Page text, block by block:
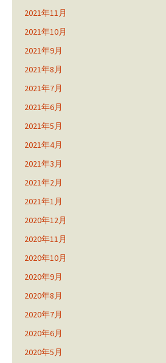
2021年11月
2021年10月
2021年9月
2021年8月
2021年7月
2021年6月
2021年5月
2021年4月
2021年3月
2021年2月
2021年1月
2020年12月
2020年11月
2020年10月
2020年9月
2020年8月
2020年7月
2020年6月
2020年5月